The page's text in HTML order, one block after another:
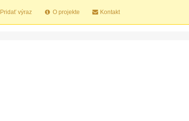
Pridať výraz O projekte Kontakt